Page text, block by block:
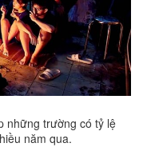
những trường có tỷ lệ
năm qua.